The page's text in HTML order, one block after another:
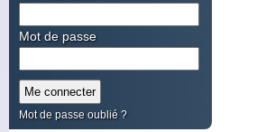
Mot de passe oublié ?
Mot de passe